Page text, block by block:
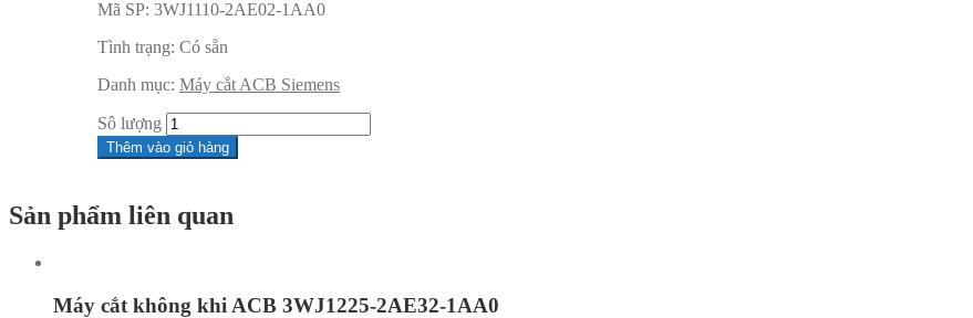
Mã SP: 3WJ1110-2AE02-1AA0
Tình trạng: Có sẵn
Danh mục: Máy cắt ACB Siemens
Sô lượng
Thêm vào giỏ hàng
Sản phẩm liên quan
Máy cắt không khi ACB 3WJ1225-2AE32-1AA0